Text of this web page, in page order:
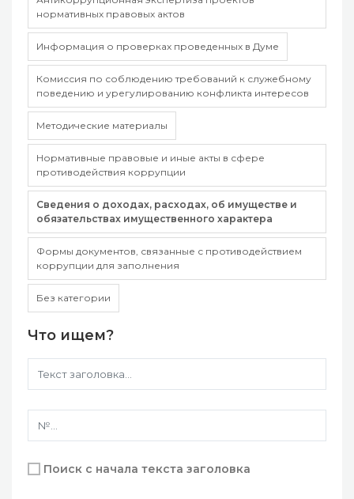
нормативных правовых актов
Информация о проверках проведенных в Думе
Комиссия по соблюдению требований к служебному
поведению и урегулированию конфликта интересов
Методические материалы
Нормативные правовые и иные акты в сфере
противодействия коррупции
Сведения о доходах, расходах, об имуществе и
обязательствах имущественного характера
Формы документов, связанные с противодействием
коррупции для заполнения
Без категории
Что ищем?
Поиск с начала текста заголовка